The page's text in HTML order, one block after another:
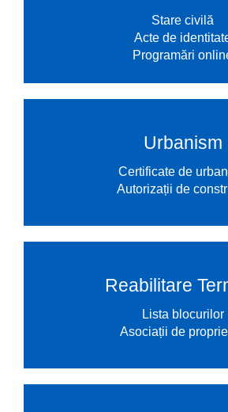
Stare civilă
Acte de
Programări
Urbanism
Certificate de
Autorizații de
Reabilitare
Lista blocurilor
Asociații de